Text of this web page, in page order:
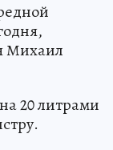
Михаил
20 литрами